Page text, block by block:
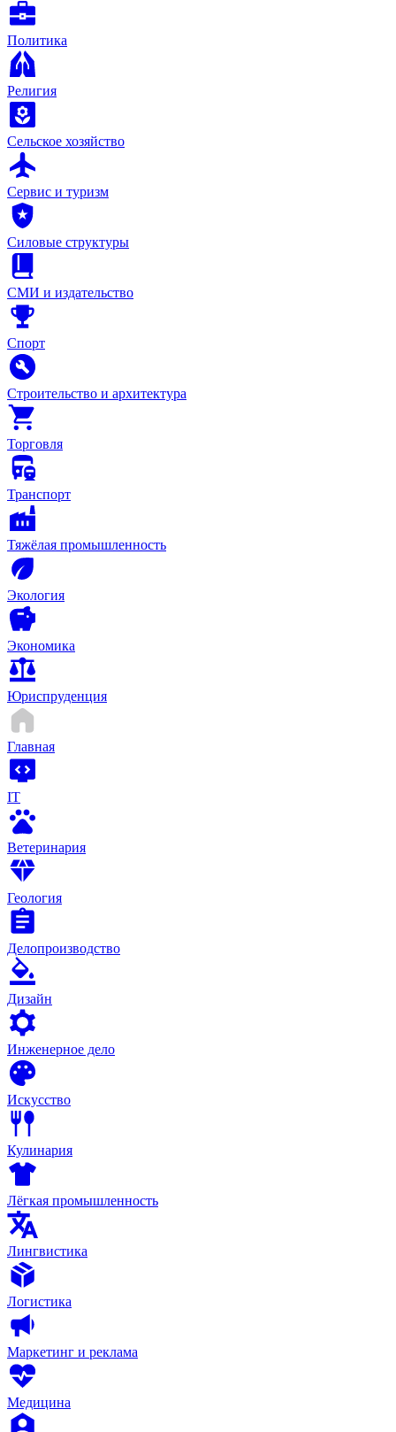
Политика
Религия
Сельское хозяйство
Сервис и туризм
Силовые структуры
СМИ и издательство
Спорт
Строительство и архитектура
Торговля
Транспорт
Тяжёлая промышленность
Экология
Экономика
Юриспруденция
Главная
IT
Ветеринария
Геология
Делопроизводство
Дизайн
Инженерное дело
Искусство
Кулинария
Лёгкая промышленность
Лингвистика
Логистика
Маркетинг и реклама
Медицина